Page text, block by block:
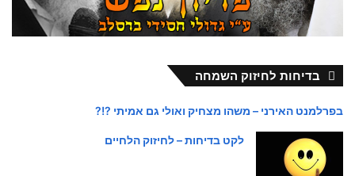
בדיחות לחיזוק השמחה
בפרלמנט האירני – משהו מצחיק ואולי גם אמיתי ?!?
לקט בדיחות – לחיזוק הלחיים